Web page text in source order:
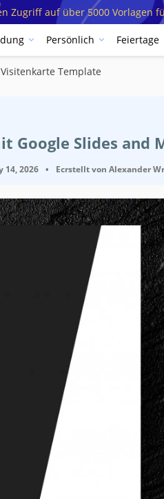
Zugriff auf über 5000 Vorlagen
Persönlich Feiertage
Template
Google Slides and
14, 2026 • Ecrstellt von Alexander